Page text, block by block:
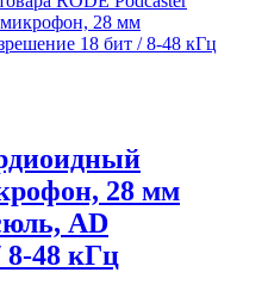
28 мм
AD
8-48 кГц